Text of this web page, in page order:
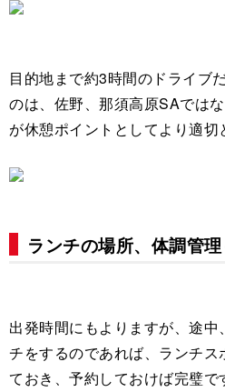
目的地まで約3時間のドライブ
のは、佐野、那須高原SAでは
が休憩ポイントとしてより適切
ランチの場所、体調管
出発時間にもよりますが、途
チをするのであれば、ランチ
ておき、予約しておけば完璧